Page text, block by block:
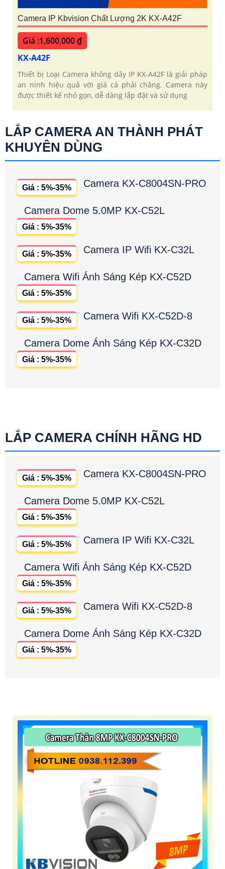
Camera IP Kbvision Chất Lượng 2K KX-A42F
Giá :1,600,000 ₫
KX-A42F
Thiết bị Loại Camera không dây IP KX-A42F là giải pháp
an ninh hiệu quả với giá cả phải chăng. Camera này
được thiết kế nhỏ gọn, dễ dàng lắp đặt và sử dụng
LẮP CAMERA AN THÀNH PHÁT
KHUYÊN DÙNG
Camera KX-C8004SN-PRO
Giá : 5%-35%
Camera Dome 5.0MP KX-C52L
Giá : 5%-35%
Camera IP Wifi KX-C32L
Giá : 5%-35%
Camera Wifi Ánh Sáng Kép KX-C52D
Giá : 5%-35%
Camera Wifi KX-C52D-8
Giá : 5%-35%
Camera Dome Ánh Sáng Kép KX-C32D
Giá : 5%-35%
LẮP CAMERA CHÍNH HÃNG HD
Camera KX-C8004SN-PRO
Giá : 5%-35%
Camera Dome 5.0MP KX-C52L
Giá : 5%-35%
Camera IP Wifi KX-C32L
Giá : 5%-35%
Camera Wifi Ánh Sáng Kép KX-C52D
Giá : 5%-35%
Camera Wifi KX-C52D-8
Giá : 5%-35%
Camera Dome Ánh Sáng Kép KX-C32D
Giá : 5%-35%